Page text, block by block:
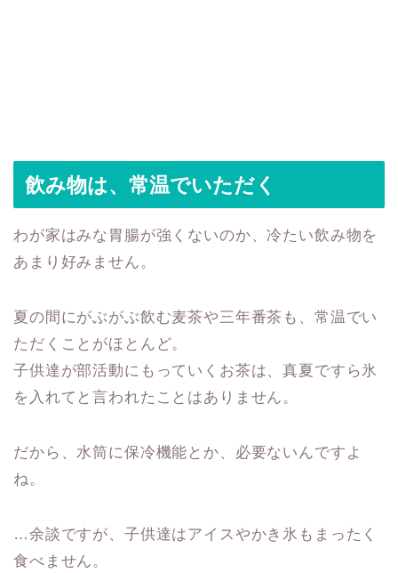
飲み物は、常温でいただく
わが家はみな胃腸が強くないのか、冷たい飲み物を
あまり好みません。
夏の間にがぶがぶ飲む麦茶や三年番茶も、常温でい
ただくことがほとんど。
子供達が部活動にもっていくお茶は、真夏ですら氷
を入れてと言われたことはありません。
だから、水筒に保冷機能とか、必要ないんですよ
ね。
…余談ですが、子供達はアイスやかき氷もまったく
食べません。